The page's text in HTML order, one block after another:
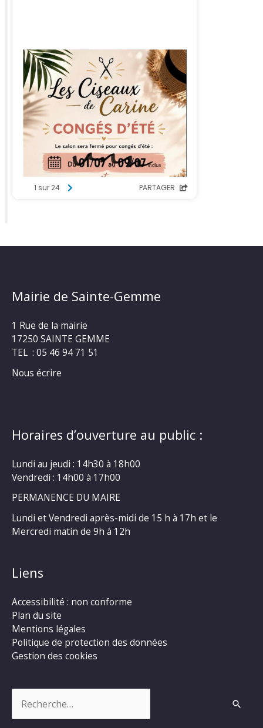
Mairie de Sainte-Gemme
1 Rue de la mairie
17250 SAINTE GEMME
TEL : 05 46 94 71 51
Nous écrire
Horaires d’ouverture au public :
Lundi au jeudi : 14h30 à 18h00
Vendredi : 14h00 à 17h00
PERMANENCE DU MAIRE
Lundi et Vendredi après-midi de 15 h à 17h et le
Mercredi matin de 9h à 12h
Liens
Accessibilité : non conforme
Plan du site
Mentions légales
Politique de protection des données
Gestion des cookies